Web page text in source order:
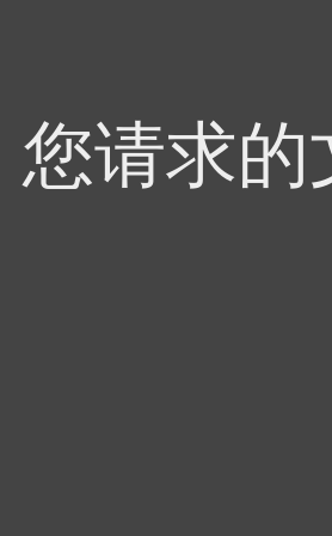
您请求